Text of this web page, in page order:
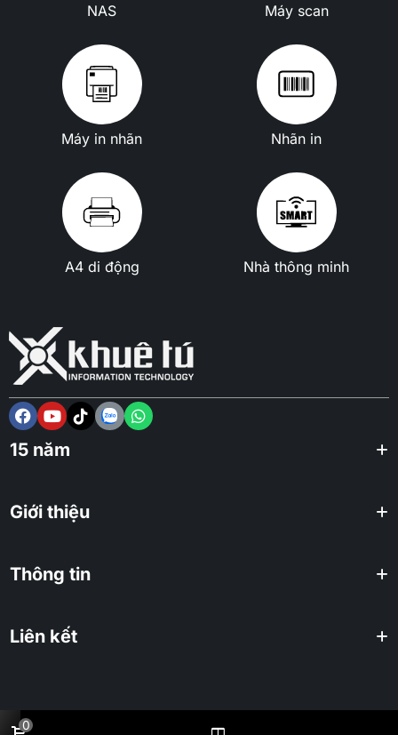
NAS Máy scan
Máy in nhãn Nhãn in
A4 di động Nhà thông minh
15 năm
Giới thiệu
Thông tin
Liên kết
2025 KHUÊ TÚ Co., ltd. All rights reserved.
0